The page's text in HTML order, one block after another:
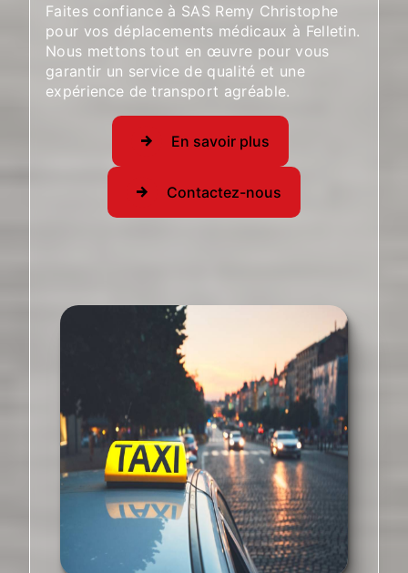
Faites confiance à SAS Remy Christophe
pour vos déplacements médicaux à Felletin.
Nous mettons tout en œuvre pour vous
garantir un service de qualité et une
expérience de transport agréable.
En savoir plus
Contactez-nous